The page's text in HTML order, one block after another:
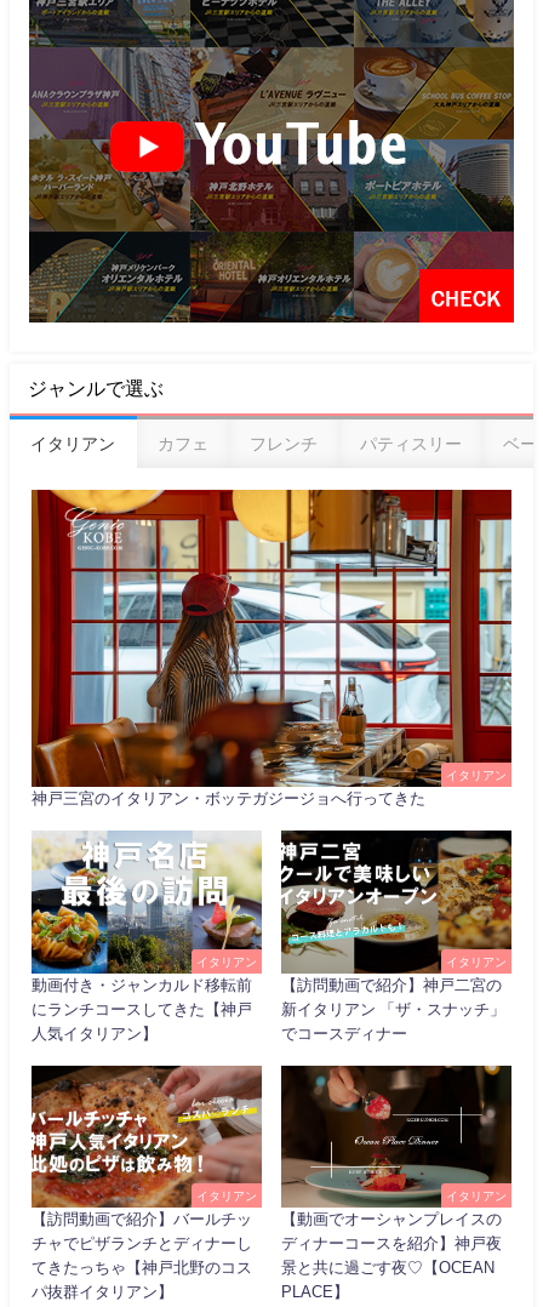
ジャンルで選ぶ
イタリアン カフェ フレンチ パティスリー ベー
イタリアン
神戸三宮のイタリアン・ボッテガジージョへ行ってきた
イタリアン
動画付き・ジャンカルド移転前
にランチコースしてきた【神戸
人気イタリアン】
イタリアン
【訪問動画で紹介】神戸二宮の
新イタリアン 「ザ・スナッチ」
でコースディナー
イタリアン
【訪問動画で紹介】バールチッ
チャでピザランチとディナーし
てきたっちゃ【神戸北野のコス
パ抜群イタリアン】
イタリアン
【動画でオーシャンプレイスの
ディナーコースを紹介】神戸夜
景と共に過ごす夜♡【OCEAN
PLACE】